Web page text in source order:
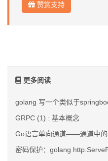
赞赏支持
更多阅读
golang 写一个类似于
GRPC (1) : 基本概念
Go语言单向通道——通道中的
密码保护：golang